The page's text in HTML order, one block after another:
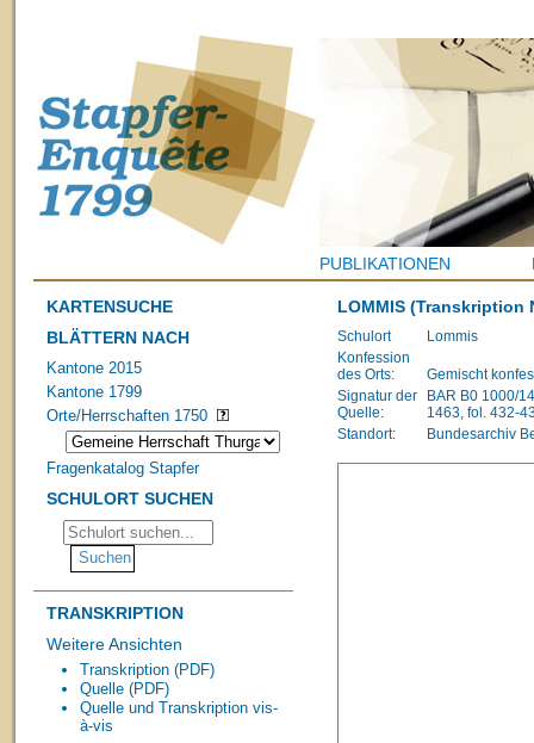
PUBLIKATIONEN
KARTENSUCHE
BLÄTTERN NACH
Kantone 2015
Kantone 1799
Orte/Herrschaften 1750
Fragenkatalog Stapfer
SCHULORT SUCHEN
TRANSKRIPTION
Weitere Ansichten
Transkription (PDF)
Quelle (PDF)
Quelle und Transkription vis-
à-vis
LOMMIS (Transkription
Schulort
Lommis
Konfession
des Orts:
Gemischt
Signatur der
Quelle:
BAR B0 1000/
1463, fol. 432-
Standort:
Bundesarchiv